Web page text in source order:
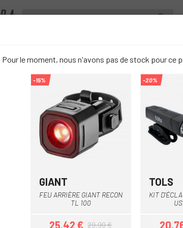
ACCESSOIRES FEU ARRIÈRE
Pour le moment, nous n'avons pas de stock pour ce
-15%
GIANT
FEU ARRIÈRE GIANT RECON
TL 100
25,42 € 29,90 €
-20%
TOLS
KIT